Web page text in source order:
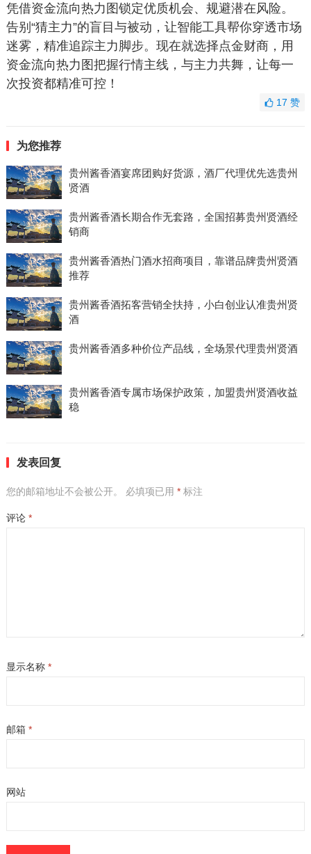
凭借资金流向热力图锁定优质机会、规避潜在风险。
告别“猜主力”的盲目与被动，让智能工具帮你穿透市场
迷雾，精准追踪主力脚步。现在就选择点金财商，用
资金流向热力图把握行情主线，与主力共舞，让每一
次投资都精准可控！
17赞
为您推荐
贵州酱香酒宴席团购好货源，酒厂代理优先选贵州
贤酒
贵州酱香酒长期合作无套路，全国招募贵州贤酒经
销商
贵州酱香酒热门酒水招商项目，靠谱品牌贵州贤酒
推荐
贵州酱香酒拓客营销全扶持，小白创业认准贵州贤
酒
贵州酱香酒多种价位产品线，全场景代理贵州贤酒
贵州酱香酒专属市场保护政策，加盟贵州贤酒收益
稳
发表回复
您的邮箱地址不会被公开。 必填项已用 *标注
评论 *
显示名称 *
邮箱 *
网站